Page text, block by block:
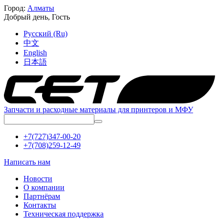
Город: Алматы
Добрый день, Гость
Русский (Ru)
中文
English
日本語
Запчасти и расходные материалы для принтеров и МФУ
+7(727)347-00-20
+7(708)259-12-49
Написать нам
Новости
О компании
Партнёрам
Контакты
Техническая поддержка